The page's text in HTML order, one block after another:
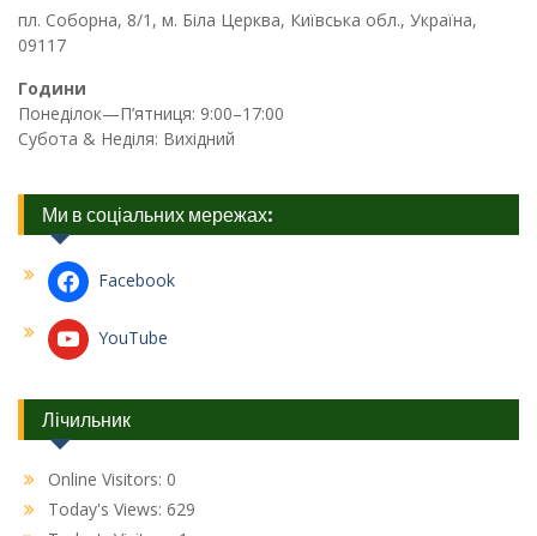
пл. Соборна, 8/1, м. Біла Церква, Київська обл., Україна,
09117
Години
Понеділок—П’ятниця: 9:00–17:00
Субота & Неділя: Вихідний
Ми в соціальних мережах:
Facebook
YouTube
Лічильник
Online Visitors: 0
Today's Views: 629